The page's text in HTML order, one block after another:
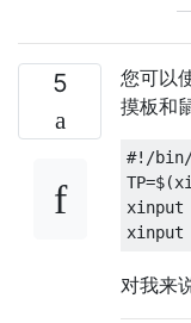
—
5
您可以
摸板和
#!/
xinput
对我来